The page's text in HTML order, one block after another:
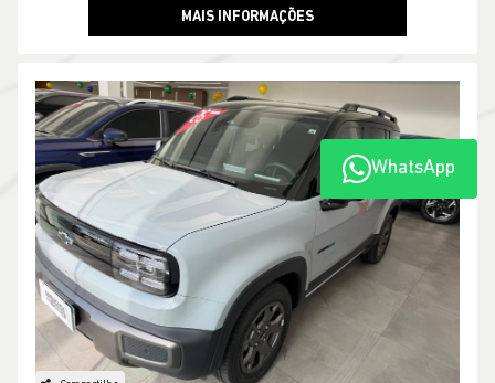
Compartilhe
CHEVROLET
Chevrolet Spark Euv 42 Kw Eletrico 25/26 Seminovo
Jeep Potenza Volta Redonda
WhatsApp